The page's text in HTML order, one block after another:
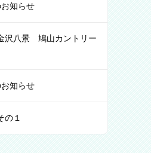
知らせ
沢八景 鳩山カントリー
知らせ
の１